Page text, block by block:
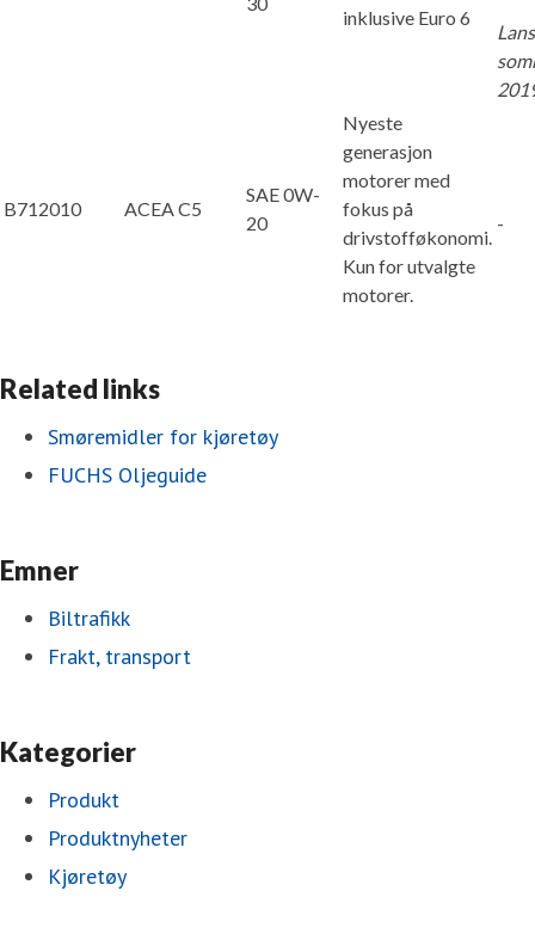
inklusive Euro 6
B712010 ACEA C5
SAE 0W-
20
Nyeste
generasjon
motorer med
fokus på
drivstofføkonomi.
Kun for utvalgte
motorer.
-
Related links
Smøremidler for kjøretøy
FUCHS Oljeguide
Emner
Biltrafikk
Frakt, transport
Kategorier
Produkt
Produktnyheter
Kjøretøy